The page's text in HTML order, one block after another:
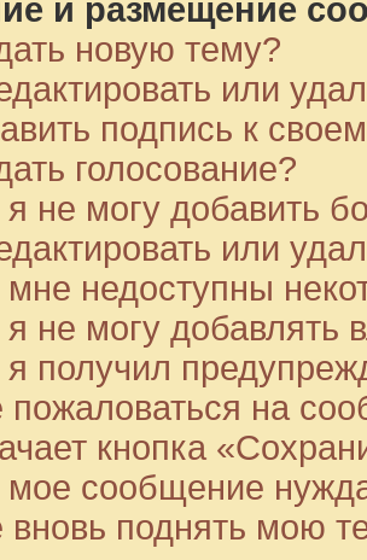
и размещение
новую тему?
или
подпись к
голосование?
не могу добавить
или
недоступны
не могу добавлять
получил
пожаловаться на
кнопка
сообщение
вновь поднять мою